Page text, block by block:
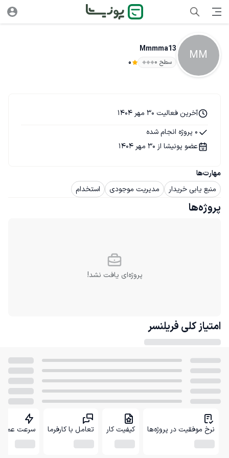
MM
Mmmma13
سطح ۰ 0
مهارت‌ها
منبع یابی خریدار
مدیریت موجودی استخدام
آخرین فعالیت 30 مهر 1404
0 پروژه انجام شده
عضو پونیشا از 30 مهر 1404
پروژه‌ها
پروژه‌ای یافت نشد!
امتیاز کلی فریلنسر
نرخ موفقیت در پروژه‌ها کیفیت کار تعامل با کارفرما سرعت عمل